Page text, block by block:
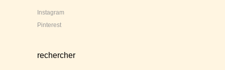
Instagram
Pinterest
rechercher